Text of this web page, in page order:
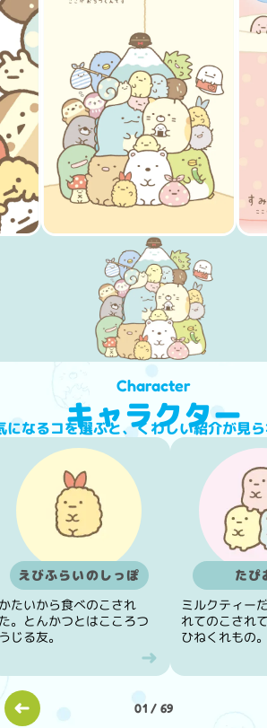
Character
キャラクター
になるコを選ぶと、くわしい紹介が見
えびふらいのしっぽ
かたいから食べのこされ
た。とんかつとはこころつ
うじる友。
たぴ
ミルクティー
れてのこされ
ひねくれもの。
01 / 69